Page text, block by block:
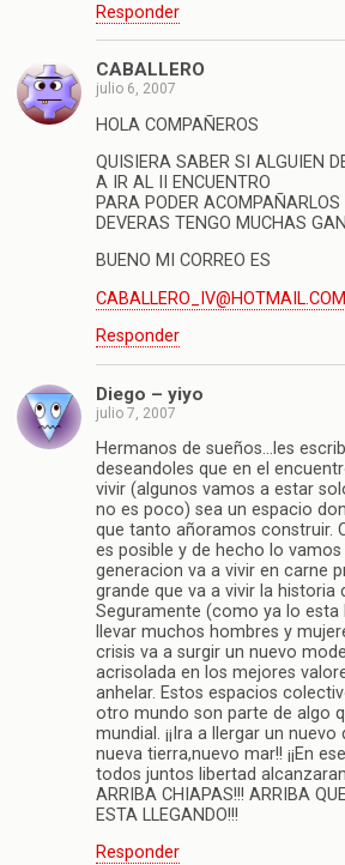
Responder
CABALLERO
julio 6, 2007
HOLA COMPAÑEROS
QUISIERA SABER SI ALGUIEN
A IR AL II ENCUENTRO
PARA PODER ACOMPAÑARLOS
DEVERAS TENGO MUCHAS
BUENO MI CORREO ES
CABALLERO_IV@HOTMAIL.COM
Responder
Diego – yiyo
julio 7, 2007
Hermanos de sueños…les
deseandoles que en el
vivir (algunos vamos a estar
no es poco) sea un espacio
que tanto añoramos construir.
es posible y de hecho lo
generacion va a vivir en carne
grande que va a vivir la historia
Seguramente (como ya lo esta
llevar muchos hombres y
crisis va a surgir un nuevo
acrisolada en los mejores
anhelar. Estos espacios
otro mundo son parte de algo
mundial. ¡¡Ira a llergar un
nueva tierra,nuevo mar!! ¡¡En
todos juntos libertad
ARRIBA CHIAPAS!!! ARRIBA
ESTA LLEGANDO!!!
Responder